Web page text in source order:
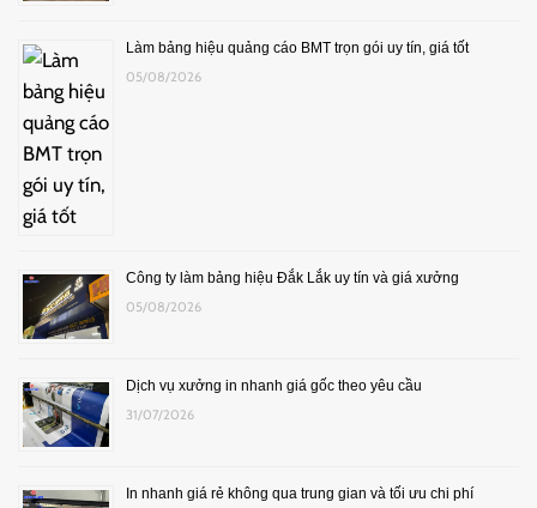
Làm bảng hiệu quảng cáo BMT trọn gói uy tín, giá tốt
05/08/2026
Công ty làm bảng hiệu Đắk Lắk uy tín và giá xưởng
05/08/2026
Dịch vụ xưởng in nhanh giá gốc theo yêu cầu
31/07/2026
In nhanh giá rẻ không qua trung gian và tối ưu chi phí